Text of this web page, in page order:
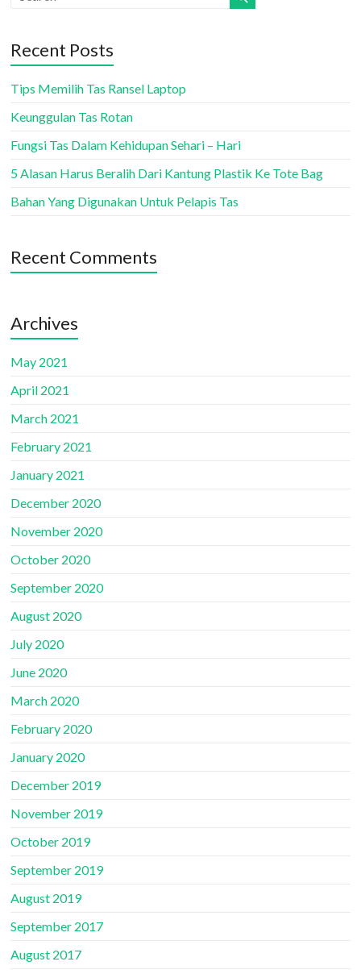
Recent Posts
Tips Memilih Tas Ransel Laptop
Keunggulan Tas Rotan
Fungsi Tas Dalam Kehidupan Sehari – Hari
5 Alasan Harus Beralih Dari Kantung Plastik Ke Tote Bag
Bahan Yang Digunakan Untuk Pelapis Tas
Recent Comments
Archives
May 2021
April 2021
March 2021
February 2021
January 2021
December 2020
November 2020
October 2020
September 2020
August 2020
July 2020
June 2020
March 2020
February 2020
January 2020
December 2019
November 2019
October 2019
September 2019
August 2019
September 2017
August 2017